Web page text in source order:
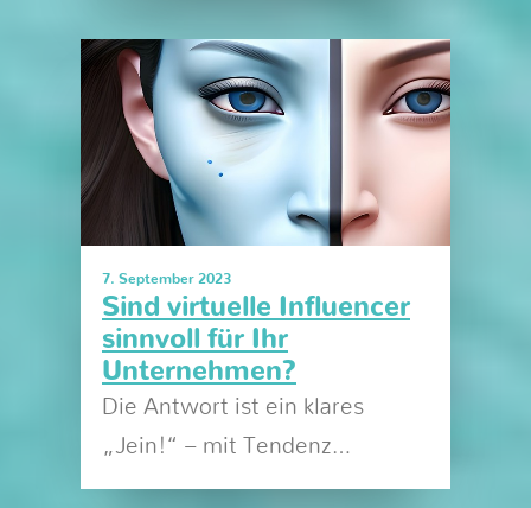
7. September 2023
Sind virtuelle Influencer
sinnvoll für Ihr
Unternehmen?
Die Antwort ist ein klares
„Jein!“ – mit Tendenz…